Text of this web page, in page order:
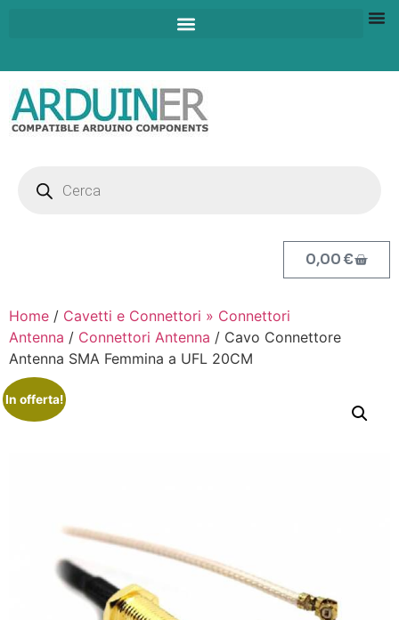
0,00€
Home / Cavetti e Connettori » Connettori
Antenna / Connettori Antenna / Cavo Connettore
Antenna SMA Femmina a UFL 20CM
In offerta!